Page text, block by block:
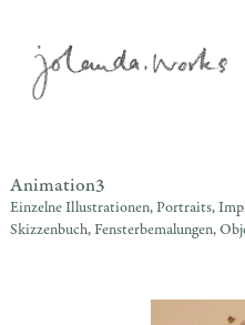
Animation3
Einzelne Illustrationen, Portraits,
Skizzenbuch, Fensterbemalungen,